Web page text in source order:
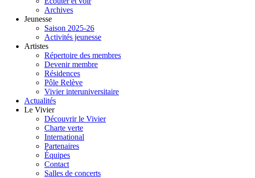
Archives
Jeunesse
Saison 2025-26
Activités jeunesse
Artistes
Répertoire des membres
Devenir membre
Résidences
Pôle Relève
Vivier interuniversitaire
Actualités
Le Vivier
Découvrir le Vivier
Charte verte
International
Partenaires
Équipes
Contact
Salles de concerts